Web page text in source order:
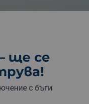
ще се
с бъги